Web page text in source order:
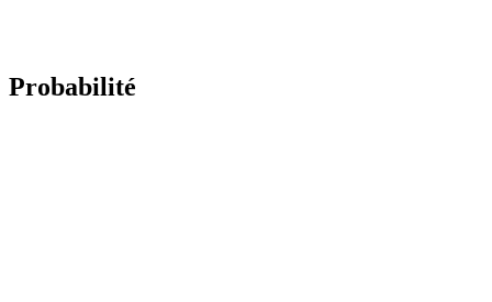
Probabilité